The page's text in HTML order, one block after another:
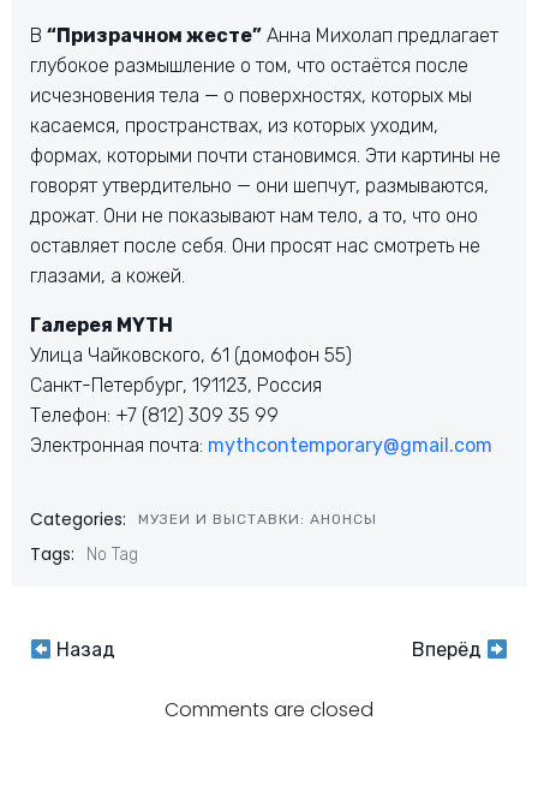
В “Призрачном жесте” Анна Михолап предлагает
глубокое размышление о том, что остаётся после
исчезновения тела — о поверхностях, которых мы
касаемся, пространствах, из которых уходим,
формах, которыми почти становимся. Эти картины не
говорят утвердительно — они шепчут, размываются,
дрожат. Они не показывают нам тело, а то, что оно
оставляет после себя. Они просят нас смотреть не
глазами, а кожей.
Галерея MYTH
Улица Чайковского, 61 (домофон 55)
Санкт-Петербург, 191123, Россия
Телефон: +7 (812) 309 35 99
Электронная почта: mythcontemporary@gmail.com
Categories: МУЗЕИ И ВЫСТАВКИ: АНОНСЫ
Tags: No Tag
Навигация
Назад
Навигация
по
Вперёд
Comments are closed